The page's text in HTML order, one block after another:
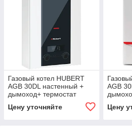
Газовый котел HUBERT
AGB 30DL настенный +
дымоход+ термостат
Цену уточняйте
AGB
Цену